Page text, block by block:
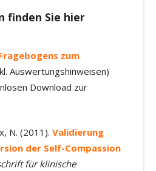
finden Sie hier
zum
Auswertungshinweisen)
Download zur
N. (2011). Validierung
der Self-Compassion
für klinische